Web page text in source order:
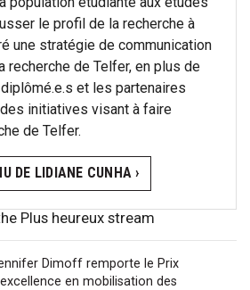
le profil de la recherche à
une stratégie de communication
recherche de Telfer, en plus de
et les partenaires
initiatives visant à faire
de Telfer.
DE LIDIANE CUNHA ›
Plus heureux stream
Dimoff remporte le Prix
en mobilisation des